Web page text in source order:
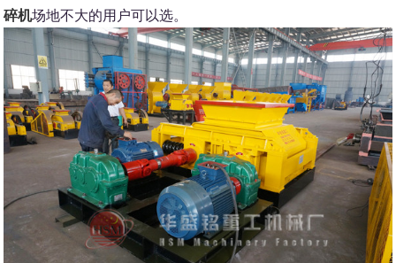
碎机场地不大的用户可以选。